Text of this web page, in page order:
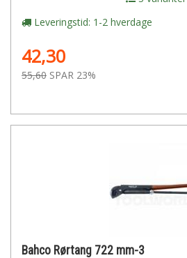
Leveringstid: 1-2 hverdage
42,30
55,60 SPAR 23%
Bahco Rørtang 722 mm-3